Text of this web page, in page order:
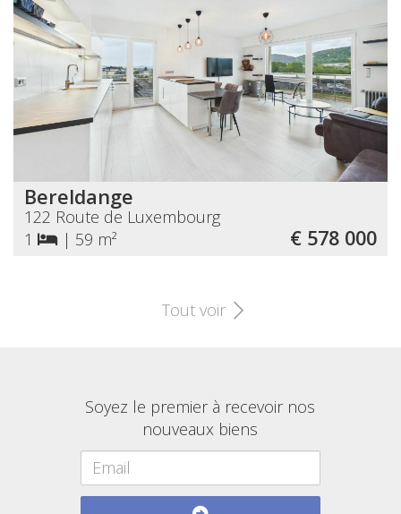
Bereldange
122 Route de Luxembourg
1
| 59 m² € 578 000
Tout voir
Soyez le premier à recevoir nos
nouveaux biens